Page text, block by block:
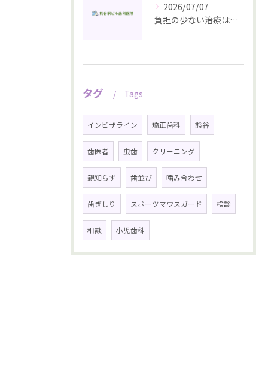
2026/07/07
負担の少ない治療は、予防から始まる
タグ Tags
インビザライン 矯正歯科 熊谷
歯医者 虫歯 クリーニング
親知らず 歯並び 噛み合わせ
歯ぎしり スポーツマウスガード 検診
相談 小児歯科